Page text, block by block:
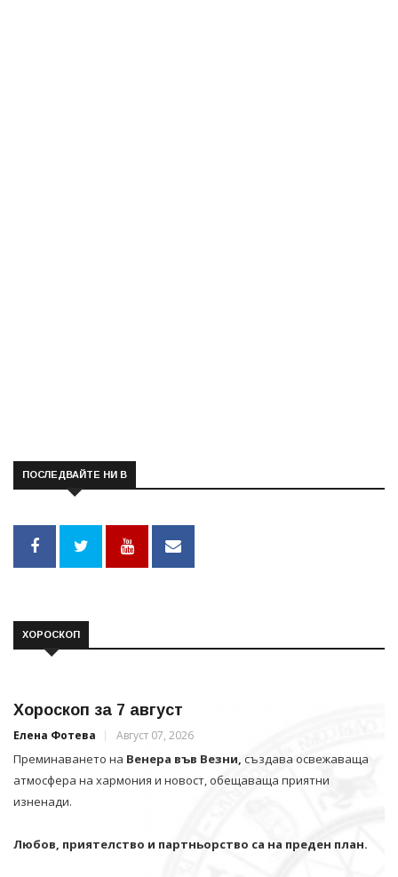
ПОСЛЕДВАЙТЕ НИ В
ХОРОСКОП
Хороскоп за 7 август
Елена Фотева Август 07, 2026
Преминаването на Венера във Везни, създава освежаваща
атмосфера на хармония и новост, обещаваща приятни
изненади.
Любов, приятелство и партньорство са на преден план.